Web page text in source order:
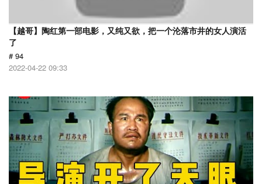
【越哥】陶红第一部电影，又纯又欲，把一个沦落市井的女人演活
了
# 94
2022-04-22 09:33